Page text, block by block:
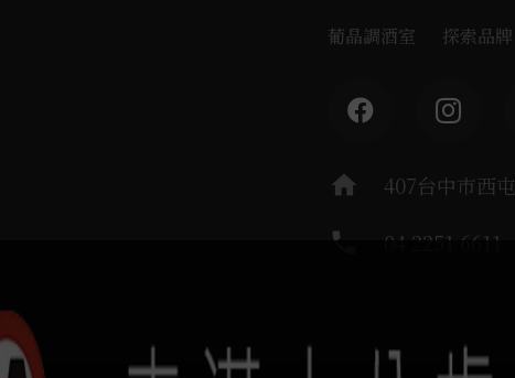
葡晶調酒室 探索品牌
home 407台中市西
phone 04 2251 6611